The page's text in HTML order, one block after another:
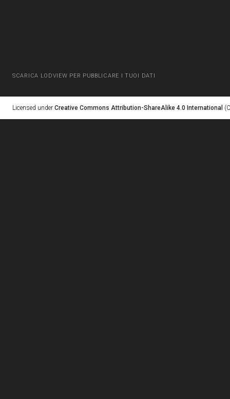
SCARICA LODVIEW PER PUBBLICARE I TUOI DATI
Licensed under Creative Commons Attribution-ShareAlike 4.0 International